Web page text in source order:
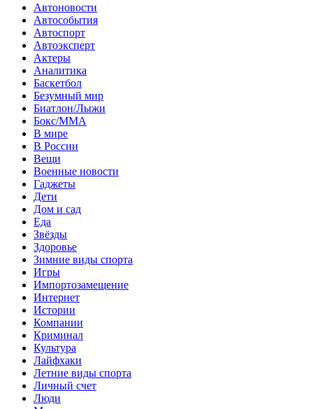
Автоновости
Автособытия
Автоспорт
Автоэксперт
Актеры
Аналитика
Баскетбол
Безумный мир
Биатлон/Лыжи
Бокс/MMA
В мире
В России
Вещи
Военные новости
Гаджеты
Дети
Дом и сад
Еда
Звёзды
Здоровье
Зимние виды спорта
Игры
Импортозамещение
Интернет
Истории
Компании
Криминал
Культура
Лайфхаки
Летние виды спорта
Личный счет
Люди